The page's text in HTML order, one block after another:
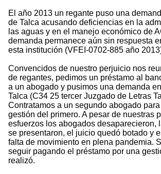
El año 2013 un regante puso una
de Talca acusando deficiencias en la
las aguas y en el manejo económico de
demanda permanece aún sin respuesta
esta institución (VFEI-0702-885 año
Convencidos de nuestro perjuicio nos
de regantes, pedimos un préstamo al
a un abogado y pusimos una demanda
Talca (C34 25 tercer Juzgado de Letras
Contratamos a un segundo abogado
gestión del primero. A pesar de nuestras
esfuerzos los abogados desaparecieron,
se presentaron, el juicio quedó botado y
falta de movimiento en plena pandemia.
seguir pagando el préstamo por una
realizó.